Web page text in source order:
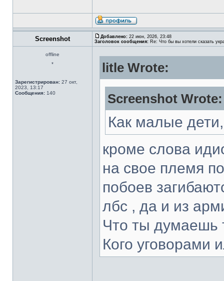
Screenshot Добавлено: 22 июн, 2026, 23:48
Заголовок сообщения: Re: Что бы вы хотели сказать
offline
*
Зарегистрирован: 27 окт,
2023, 13:17
Сообщения: 140
litle Wrote:
Screenshot Wrote:
Как малые
кроме слова
на свое племя
побоев
лбс , да и из
Что ты думаешь
Кого уговорами